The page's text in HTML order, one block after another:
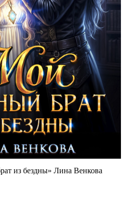
из бездны» Лина Венкова